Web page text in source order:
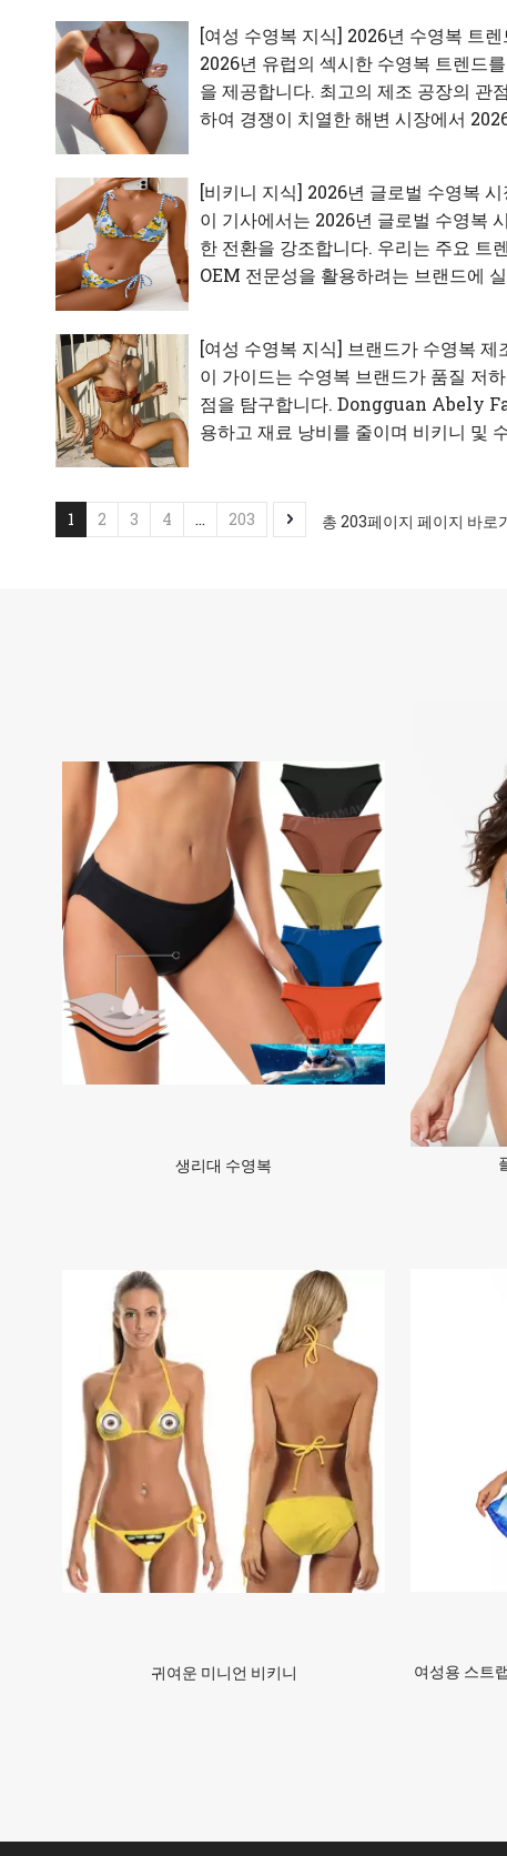
[여성 수영복 지식] 2026년 수영복 트
2026년 유럽의 섹시한 수영복 트렌드
을 제공합니다. 최고의 제조 공장의 관
하여 경쟁이 치열한 해변 시장에서
[비키니 지식] 2026년 글로벌 수영복
이 기사에서는 2026년 글로벌 수영복
한 전환을 강조합니다. 우리는 주요
OEM 전문성을 활용하려는 브랜드에
[여성 수영복 지식] 브랜드가 수영복 제
이 가이드는 수영복 브랜드가 품질 저
점을 탐구합니다. Dongguan Abely
용하고 재료 낭비를 줄이며 비키니 및
1 2 3 4 ... 203 총 203페이지 페이지 바로
생리대 수영복
귀여운 미니언 비키니
여성용 스트